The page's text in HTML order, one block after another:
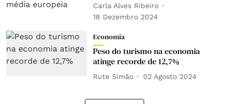
Carla Alves Ribeiro
18 Dezembro 2024
Economia
Peso do turismo na economia
atinge recorde de 12,7%
Rute Simão 02 Agosto 2024